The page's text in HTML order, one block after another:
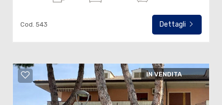
Cod. 543 Dettagli
IN VENDITA